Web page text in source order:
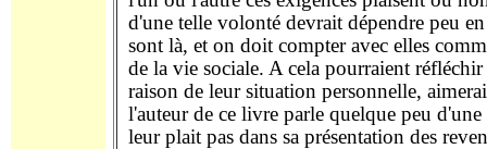
d'une telle volonté devrait dépendre peu
sont là, et on doit compter avec elles
de la vie sociale. A cela pourraient
raison de leur situation personnelle,
l'auteur de ce livre parle quelque peu
leur plait pas dans sa présentation des